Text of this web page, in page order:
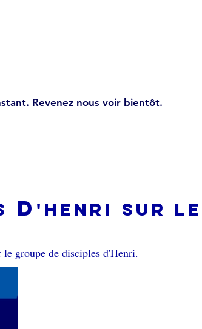
Revenez nous voir bientôt.
d 'Henri sur
le groupe de disciples d'Henri.